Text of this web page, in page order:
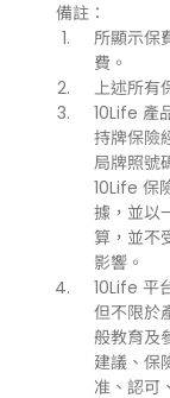
備註：
所顯示保
費。
上述所有
10Life 產
持牌保險
局牌照號
10Life 保
據，並以
算，並不
影響。
10Life 平
但不限於
般教育及
建議、保
准、認可